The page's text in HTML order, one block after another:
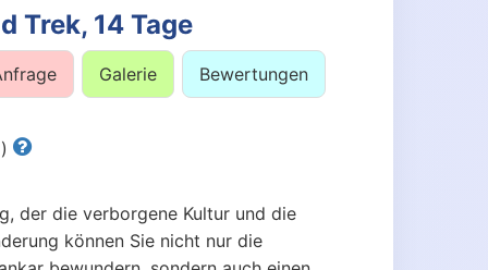
Trek, 14 Tage
Galerie Bewertungen
der die verborgene Kultur und die
können Sie nicht nur die